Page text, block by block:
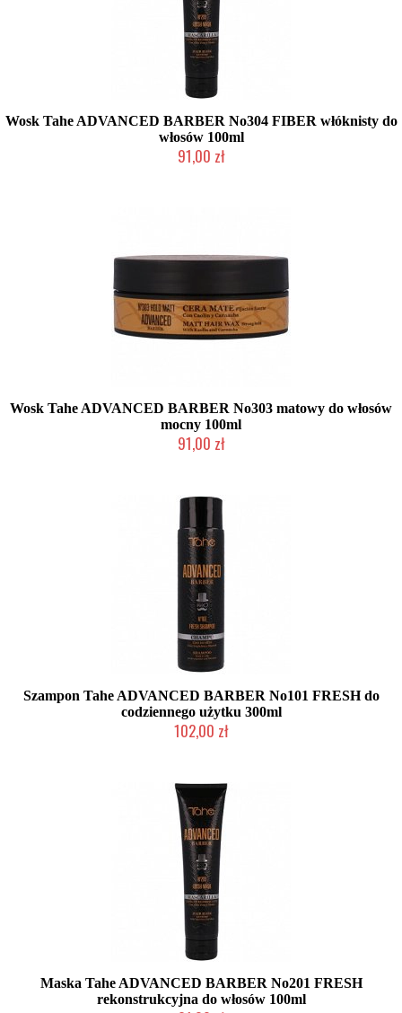
Wosk Tahe ADVANCED BARBER No304 FIBER włóknisty do
włosów 100ml
91,00 zł
Wosk Tahe ADVANCED BARBER No303 matowy do włosów
mocny 100ml
91,00 zł
Szampon Tahe ADVANCED BARBER No101 FRESH do
codziennego użytku 300ml
102,00 zł
Maska Tahe ADVANCED BARBER No201 FRESH
rekonstrukcyjna do włosów 100ml